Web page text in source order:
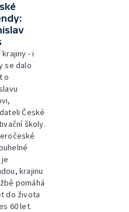
krajiny - i
se dalo
o
České
školy.
krajinu
pomáhá
do života
60 let.